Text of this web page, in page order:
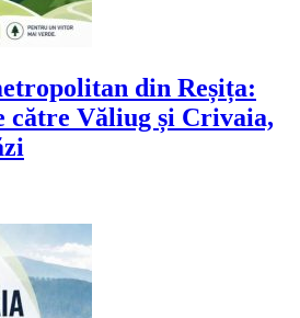
din Reșița:
către Văliug și Crivaia,